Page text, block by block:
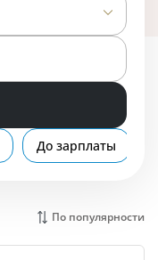
До зарплаты
По популярности